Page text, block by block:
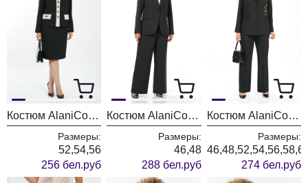
Костюм AlaniCollection 2582 черный + молоко
Размеры:
52,54,56
256 бел.руб
Костюм AlaniCollection 2581
Размеры:
46,48
288 бел.руб
Костюм AlaniCollection 2580 черный
Размеры:
274 бел.руб